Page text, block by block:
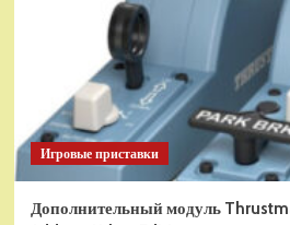
Игровые приставки
Дополнительный модуль